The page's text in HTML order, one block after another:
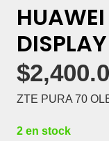
$
ZTE PURA 70
2 en stock